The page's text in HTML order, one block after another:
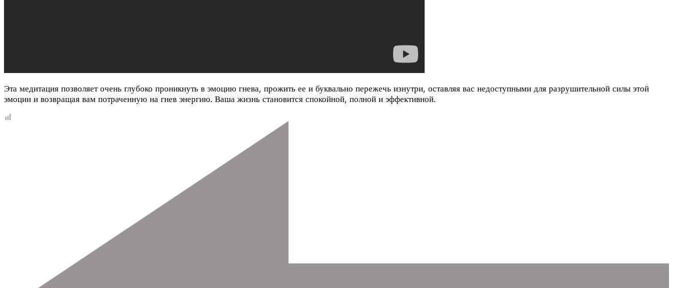
Эта медитация позволяет очень глубоко проникнуть в эмоцию гнева, прожить ее и буквально пережечь изнутри, оставляя вас недоступными для разрушительной силы этой
эмоции и возвращая вам потраченную на гнев энергию. Ваша жизнь становится спокойной, полной и эффективной.